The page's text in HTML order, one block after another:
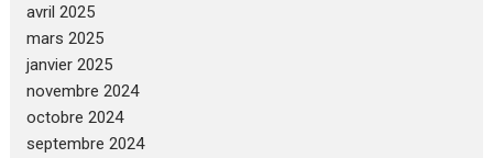
avril 2025
mars 2025
janvier 2025
novembre 2024
octobre 2024
septembre 2024